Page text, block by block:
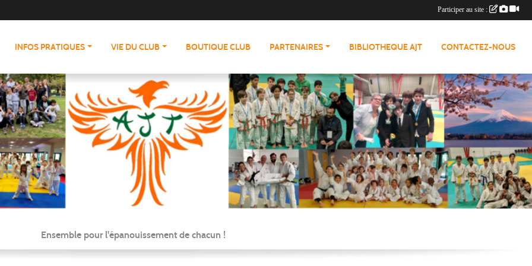
INFOS PRATIQUES VIE DU CLUB BOUTIQUE CLUB PARTENAIRES BIBLIOTHEQUE AJT CONTACTEZ-NOUS
Ensemble pour l'épanouissement de chacun !
Participer au site :